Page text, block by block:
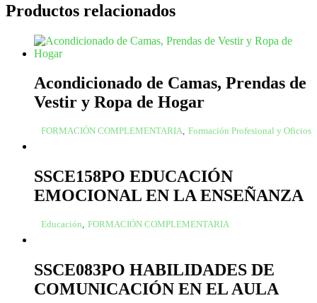
Productos relacionados
Acondicionado de Camas, Prendas de
Vestir y Ropa de Hogar
FORMACIÓN COMPLEMENTARIA, Formación Profesional y Oficios
SSCE158PO EDUCACIÓN
EMOCIONAL EN LA ENSEÑANZA
Educación, FORMACIÓN COMPLEMENTARIA
SSCE083PO HABILIDADES DE
COMUNICACIÓN EN EL AULA